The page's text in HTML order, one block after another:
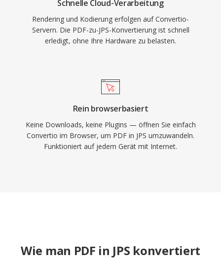
Schnelle Cloud-Verarbeitung
Rendering und Kodierung erfolgen auf Convertio-
Servern. Die PDF-zu-JPS-Konvertierung ist schnell
erledigt, ohne Ihre Hardware zu belasten.
Rein browserbasiert
Keine Downloads, keine Plugins — öffnen Sie einfach
Convertio im Browser, um PDF in JPS umzuwandeln.
Funktioniert auf jedem Gerät mit Internet.
Wie man PDF in JPS konvertiert